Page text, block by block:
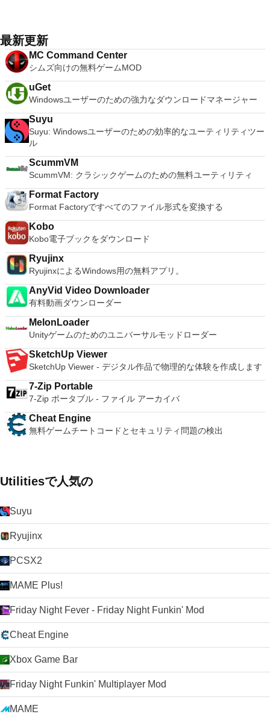
ューターへのログインに使用するのと同じユーザー名とパスワ
ードを入力するだけです。 WIN 7,8,8.1,10をサポートしま
す。 VNC ViewerのMacバージョンをお探しですか？ここから
ダウンロード
which is easy to master and supports remote Telnet or SSH
host connections then Tera Term is a good choice.
32ビットと64ビットの両方の仮想マシンを実行します。 2-
way Virtual SMPを活用します。 サードパーティの仮想マシン
とイメージを使用します。 ホストコンピューターと仮想マシ
ン間でデータを共有します。 幅広いホストおよびゲストオペ
レーティングシステムのサポート。 USB 2.0デバイスのサポー
ト。 起動時にアプライアンス情報を取得します。 直感的なホ
ームページインターフェイスを介して仮想マシンに簡単にアク
セスできます。 VMware Playerは、Microsoft Virtual Server仮
想マシンまたはMicrosoft Virtual PC仮想マシンもサポートして
います。
projects and putting them into the job queue. Features: Non-
linear video editing Apply filters and effects Transcode into
various formats Insert or extract audio streams Subtitle
processor Project system Powerful scripting capabilities
Graphical or command line interfaces Video encoders:
MPEG-4 AVC, XviD, MPEG-4 ASP, MPEG-2 Video, MPEG-1
Video, DV, ... Audio encoders: AC-3, AAC, MP3, MP2, Vorbis,
PCM, ... Container: AVI, MPEG-PS/TS, MP4, MKV, FLV, OGM,
...
最新更新
MC Command Center
シムズ向けの無料ゲームMOD
uGet
Windowsユーザーのための強力なダウンロードマネージャー
Suyu
Suyu: Windowsユーザーのための効率的なユーティリティツー
ル
ScummVM
ScummVM: クラシックゲームのための無料ユーティリティ
Format Factory
Format Factoryですべてのファイル形式を変換する
Kobo
Kobo電子ブックをダウンロード
Ryujinx
RyujinxによるWindows用の無料アプリ。
AnyVid Video Downloader
有料動画ダウンローダー
MelonLoader
Unityゲームのためのユニバーサルモッドローダー
SketchUp Viewer
SketchUp Viewer - デジタル作品で物理的な体験を作成します
7-Zip Portable
7-Zip ポータブル - ファイル アーカイバ
Cheat Engine
無料ゲームチートコードとセキュリティ問題の検出
Utilitiesで人気の
Suyu
Ryujinx
PCSX2
MAME Plus!
Friday Night Fever - Friday Night Funkin' Mod
Cheat Engine
Xbox Game Bar
Friday Night Funkin' Multiplayer Mod
MAME